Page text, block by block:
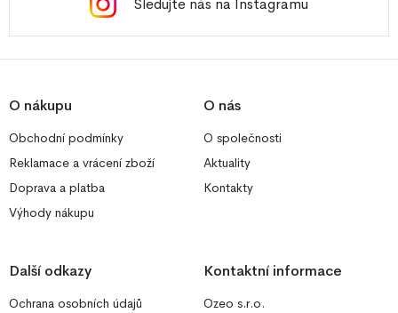
Sledujte nás na Instagramu
O nákupu
Obchodní podmínky
Reklamace a vrácení zboží
Doprava a platba
Výhody nákupu
O nás
O společnosti
Aktuality
Kontakty
Další odkazy
Ochrana osobních údajů
Kontaktní informace
Ozeo s.r.o.